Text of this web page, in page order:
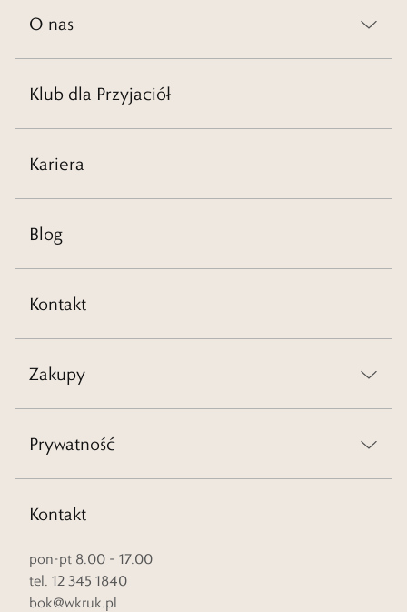
O nas
Klub dla Przyjaciół
Kariera
Blog
Kontakt
Zakupy
Prywatność
Kontakt
pon-pt 8.00 – 17.00
tel. 12 345 1840
bok@wkruk.pl